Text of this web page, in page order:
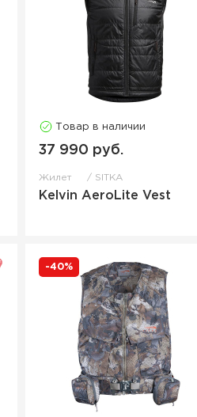
Товар в наличии
37 990 руб.
Жилет SITKA
Kelvin AeroLite Vest
-40%